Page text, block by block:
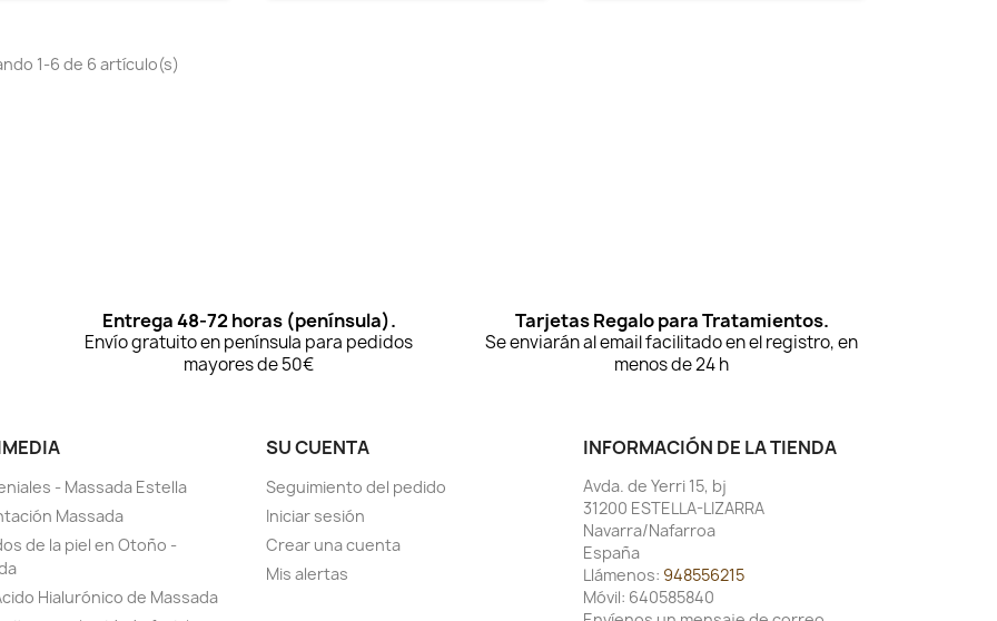
1-6 de 6 artículo(s)
Entrega 48-72 horas (península).
Envío gratuito en península para pedidos
mayores de 50€
Tarjetas Regalo para Tratamientos.
Se enviarán al email facilitado en el registro, en
menos de 24 h
- Massada Estella
Massada
de la piel en Otoño -
Hialurónico de Massada
SU CUENTA
Seguimiento del pedido
Iniciar sesión
Crear una cuenta
Mis alertas
INFORMACIÓN DE LA TIENDA
Avda. de Yerri 15, bj
31200 ESTELLA-LIZARRA
Navarra/Nafarroa
España
Llámenos: 948556215
Móvil: 640585840